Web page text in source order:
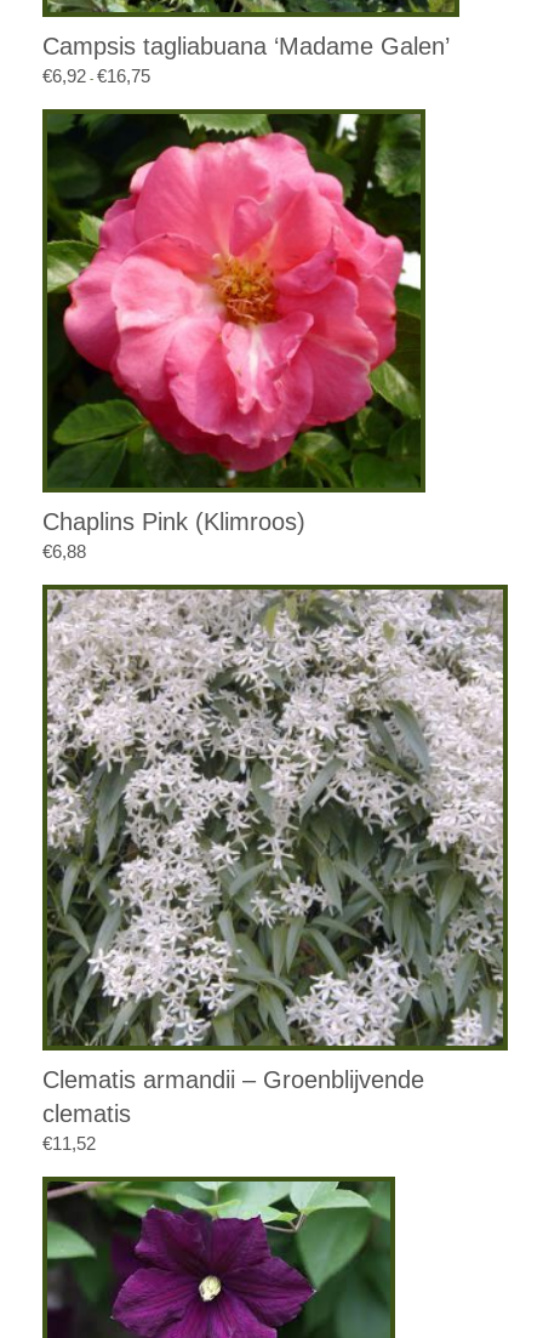
Campsis tagliabuana ‘Madame Galen’
€6,92 - €16,75Prijsklasse:
€16,75
Chaplins Pink (Klimroos)
€6,88
Clematis armandii – Groenblijvende
clematis
€11,52